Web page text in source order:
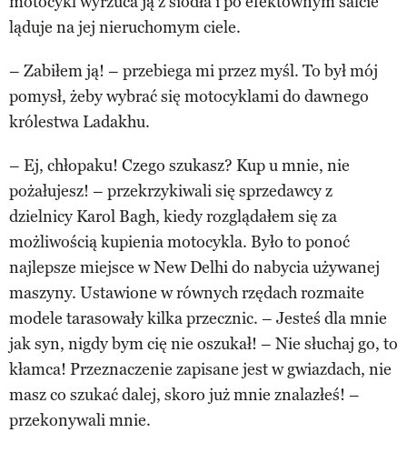
ląduje na jej nieruchomym ciele.
– Zabiłem ją! – przebiega mi przez myśl. To był mój
pomysł, żeby wybrać się motocyklami do dawnego
królestwa Ladakhu.
– Ej, chłopaku! Czego szukasz? Kup u mnie, nie
pożałujesz! – przekrzykiwali się sprzedawcy z
dzielnicy Karol Bagh, kiedy rozglądałem się za
możliwością kupienia motocykla. Było to ponoć
najlepsze miejsce w New Delhi do nabycia używanej
maszyny. Ustawione w równych rzędach rozmaite
modele tarasowały kilka przecznic. – Jesteś dla mnie
jak syn, nigdy bym cię nie oszukał! – Nie słuchaj go, to
kłamca! Przeznaczenie zapisane jest w gwiazdach, nie
masz co szukać dalej, skoro już mnie znalazłeś! –
przekonywali mnie.